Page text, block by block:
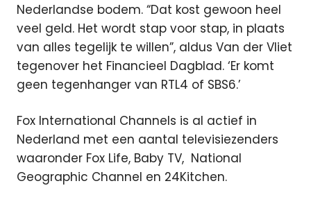
Nederlandse bodem. “Dat kost gewoon heel
veel geld. Het wordt stap voor stap, in plaats
van alles tegelijk te willen”, aldus Van der Vliet
tegenover het Financieel Dagblad. ‘Er komt
geen tegenhanger van RTL4 of SBS6.’
Fox International Channels is al actief in
Nederland met een aantal televisiezenders
waaronder Fox Life, Baby TV, National
Geographic Channel en 24Kitchen.